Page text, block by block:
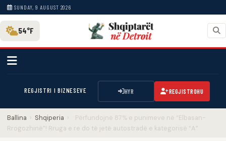
SUNDAY, 9 AUGUST 2026
54°F
REGJISTRI I BIZNESEVE HYR REGJISTROHU
Ballina › Shqiperia ›
Përfundojnë 87% e punimeve në “Elbasan-
Rrogozhinë”! Rruga e re do të jetë autostradë e kategorisë “A”